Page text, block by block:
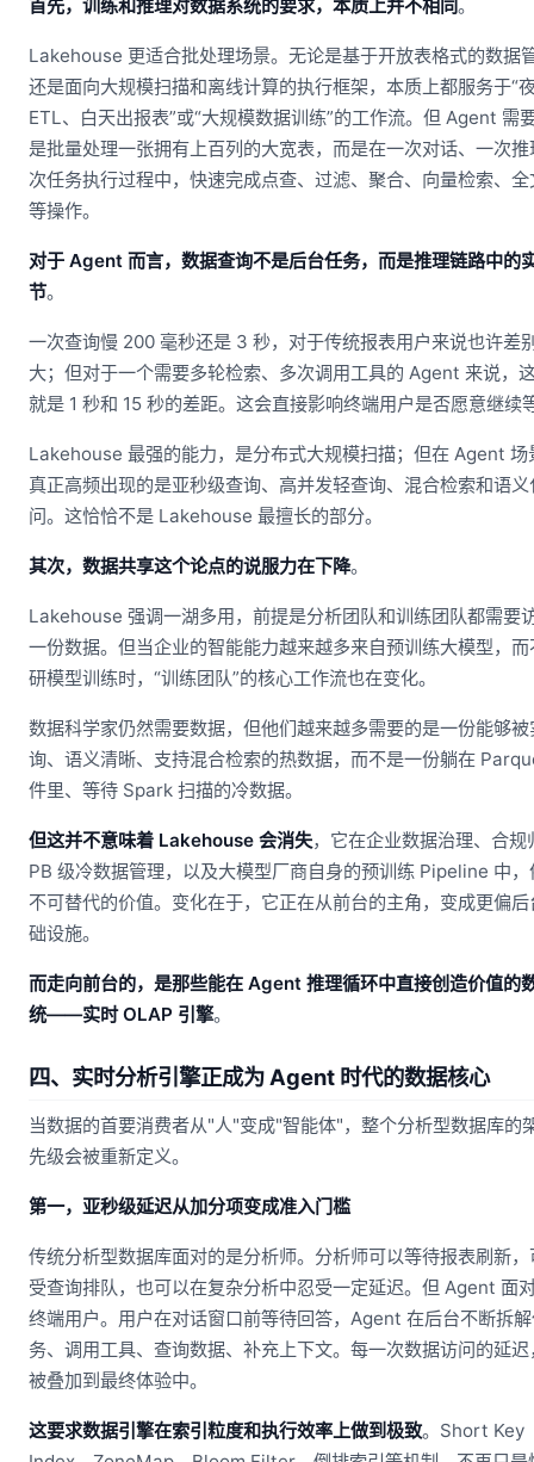
首先，训练和推理对数据系统的要求，本质上并不相同。
Lakehouse 更适合批处理场景。无论是基于开放表格式的数据
还是面向大规模扫描和离线计算的执行框架，本质上都服务于“
ETL、白天出报表”或“大规模数据训练”的工作流。但 Agent 需
是批量处理一张拥有上百列的大宽表，而是在一次对话、一次
次任务执行过程中，快速完成点查、过滤、聚合、向量检索、
等操作。
对于 Agent 而言，数据查询不是后台任务，而是推理链路中的
节。
一次查询慢 200 毫秒还是 3 秒，对于传统报表用户来说也许差
大；但对于一个需要多轮检索、多次调用工具的 Agent 来说，
就是 1 秒和 15 秒的差距。这会直接影响终端用户是否愿意继续
Lakehouse 最强的能力，是分布式大规模扫描；但在 Agent 场
真正高频出现的是亚秒级查询、高并发轻查询、混合检索和语义
问。这恰恰不是 Lakehouse 最擅长的部分。
其次，数据共享这个论点的说服力在下降。
Lakehouse 强调一湖多用，前提是分析团队和训练团队都需要
一份数据。但当企业的智能能力越来越多来自预训练大模型，而
研模型训练时，“训练团队”的核心工作流也在变化。
数据科学家仍然需要数据，但他们越来越多需要的是一份能够被
询、语义清晰、支持混合检索的热数据，而不是一份躺在
件里、等待 Spark 扫描的冷数据。
但这并不意味着 Lakehouse 会消失，它在企业数据治理、合规
PB 级冷数据管理，以及大模型厂商自身的预训练 Pipeline 中，
不可替代的价值。变化在于，它正在从前台的主角，变成更偏
础设施。
而走向前台的，是那些能在 Agent 推理循环中直接创造价值的
统——实时 OLAP 引擎。
四、实时分析引擎正成为 Agent 时代的数据核心
当数据的首要消费者从"人"变成"智能体"，整个分析型数据库的
先级会被重新定义。
第一，亚秒级延迟从加分项变成准入门槛
传统分析型数据库面对的是分析师。分析师可以等待报表刷新，
受查询排队，也可以在复杂分析中忍受一定延迟。但 Agent 面
终端用户。用户在对话窗口前等待回答，Agent 在后台不断拆
务、调用工具、查询数据、补充上下文。每一次数据访问的延
被叠加到最终体验中。
这要求数据引擎在索引粒度和执行效率上做到极致。Short Key